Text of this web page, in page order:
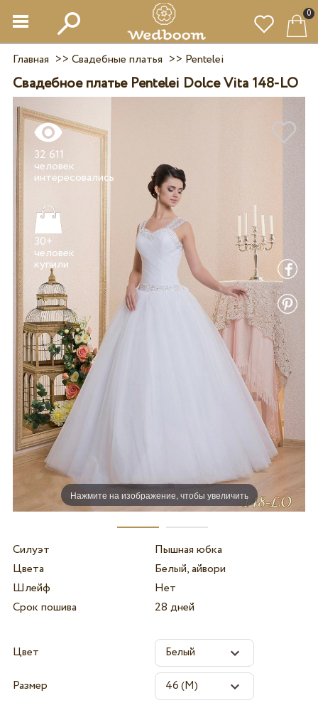
0
Главная >> Свадебные платья >> Pentelei
Свадебное платье Pentelei Dolce Vita 148-LO
Нажмите на изображение, чтобы увеличить
32 611
человек
30+
человек
Силуэт
Пышная юбка
Цвета
Белый, айвори
Шлейф
Нет
Срок пошива
28 дней
Цвет
Размер